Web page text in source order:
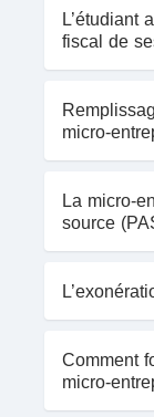
L’étudiant
fiscal de
micro-
La micro-
source
Comment
micro-